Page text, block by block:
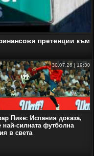
претенции към
30.07.26 | 19:30
Пике: Испания доказа,
най-силната футболна
в света